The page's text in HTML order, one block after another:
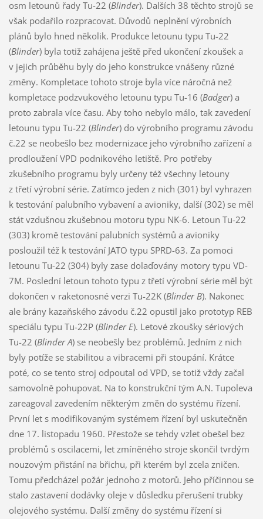
osm letounů řady Tu-22 (Blinder). Dalších 38 těchto strojů se
však podařilo rozpracovat. Důvodů neplnění výrobních
plánů bylo hned několik. Produkce letounu typu Tu-22
(Blinder) byla totiž zahájena ještě před ukončení zkoušek a
v jejich průběhu byly do jeho konstrukce vnášeny různé
změny. Kompletace tohoto stroje byla více náročná než
kompletace podzvukového letounu typu Tu-16 (Badger) a
proto zabrala více času. Aby toho nebylo málo, tak zavedení
letounu typu Tu-22 (Blinder) do výrobního programu závodu
č.22 se neobešlo bez modernizace jeho výrobního zařízení a
prodloužení VPD podnikového letiště. Pro potřeby
zkušebního programu byly určeny též všechny letouny
z třetí výrobní série. Zatímco jeden z nich (301) byl vyhrazen
k testování palubního vybavení a avioniky, další (302) se měl
stát vzdušnou zkušebnou motoru typu NK-6. Letoun Tu-22
(303) kromě testování palubních systémů a avioniky
posloužil též k testování JATO typu SPRD-63. Za pomoci
letounu Tu-22 (304) byly zase dolaďovány motory typu VD-
7M. Poslední letoun tohoto typu z třetí výrobní série měl být
dokončen v raketonosné verzi Tu-22K (Blinder B). Nakonec
ale brány kazaňského závodu č.22 opustil jako prototyp REB
speciálu typu Tu-22P (Blinder E). Letové zkoušky sériových
Tu-22 (Blinder A) se neobešly bez problémů. Jedním z nich
byly potíže se stabilitou a vibracemi při stoupání. Krátce
poté, co se tento stroj odpoutal od VPD, se totiž vždy začal
samovolně pohupovat. Na to konstrukční tým A.N. Tupoleva
zareagoval zavedením některým změn do systému řízení.
První let s modifikovaným systémem řízení byl uskutečněn
dne 17. listopadu 1960. Přestože se tehdy vzlet obešel bez
problémů s oscilacemi, let zmíněného stroje skončil tvrdým
nouzovým přistání na břichu, při kterém byl zcela zničen.
Tomu předcházel požár jednoho z motorů. Jeho příčinnou se
stalo zastavení dodávky oleje v důsledku přerušení trubky
olejového systému. Další změny do systému řízení si